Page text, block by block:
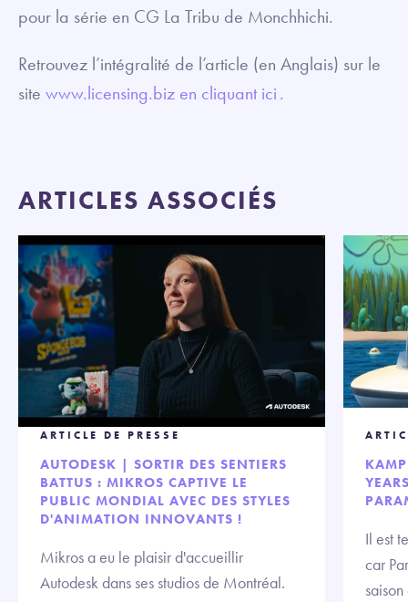
pour la série en CG La Tribu de Monchhichi.
Retrouvez l’intégralité de l’article (en Anglais) sur le
site www.licensing.biz en cliquant ici .
ARTICLES ASSOCIÉS
ARTICLE DE PRESSE
AUTODESK | SORTIR DES SENTIERS
BATTUS : MIKROS CAPTIVE LE
PUBLIC MONDIAL AVEC DES STYLES
D'ANIMATION INNOVANTS !
Mikros a eu le plaisir d'accueillir
Autodesk dans ses studios de Montréal.
Il est
car